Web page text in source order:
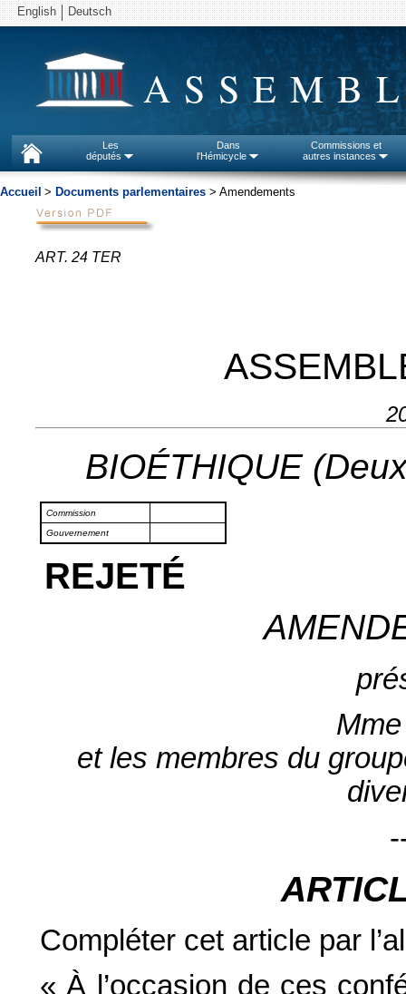
English Deutsch
Les
députés
Dans
l'Hémicycle
Commissions et
autres instances
Accueil > Documents parlementaires > Amendements
ART. 24 TER
BIOÉTHIQUE
Commission
Gouvernement
REJETÉ
et les membres du
Compléter cet article par
« À l’occasion de ces